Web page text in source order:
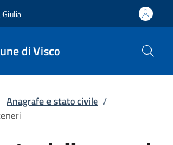
di Visco
Anagrafe e stato civile /